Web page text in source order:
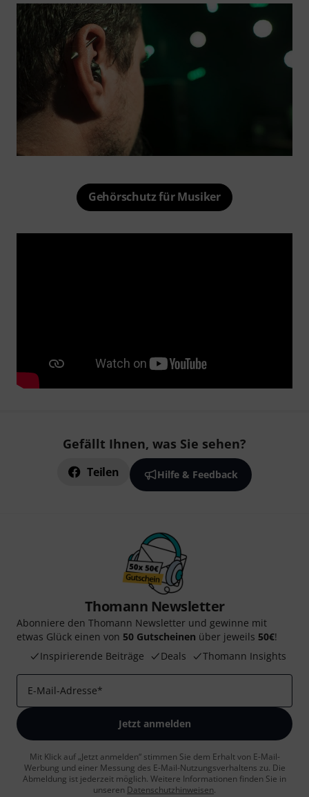
Gehörschutz für Musiker
Gefällt Ihnen, was Sie sehen?
Teilen Hilfe & Feedback
Thomann Newsletter
Abonniere den Thomann Newsletter und gewinne mit
etwas Glück einen von 50 Gutscheinen über jeweils 50€!
Inspirierende Beiträge
Deals Thomann Insights
E-Mail-Adresse*
Jetzt anmelden
Mit Klick auf „Jetzt anmelden“ stimmen Sie dem Erhalt von E-Mail-
Werbung und einer Messung des E-Mail-Nutzungsverhaltens zu. Die
Abmeldung ist jederzeit möglich. Weitere Informationen finden Sie in
unseren Datenschutzhinweisen.